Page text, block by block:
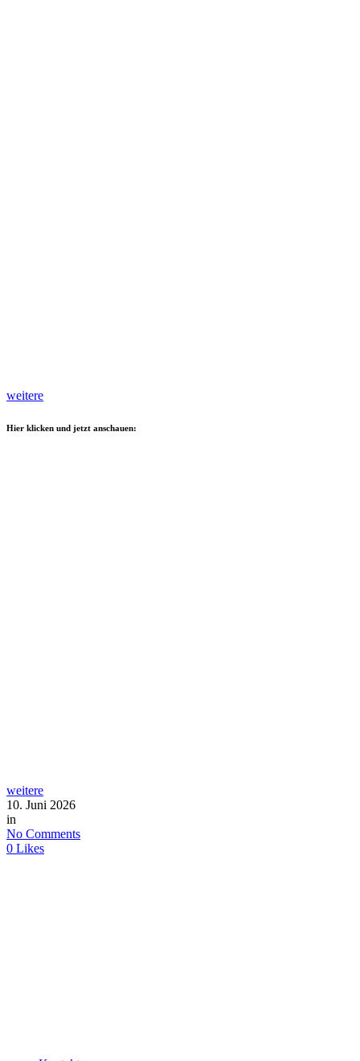
weitere
Hier klicken und jetzt anschauen:
weitere
10. Juni 2026
in
No Comments
0 Likes